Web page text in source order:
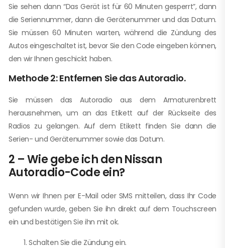
Sie sehen dann “Das Gerät ist für 60 Minuten gesperrt”, dann
die Seriennummer, dann die Gerätenummer und das Datum.
Sie müssen 60 Minuten warten, während die Zündung des
Autos eingeschaltet ist, bevor Sie den Code eingeben können,
den wir Ihnen geschickt haben.
Methode 2: Entfernen Sie das Autoradio.
Sie müssen das Autoradio aus dem Armaturenbrett
herausnehmen, um an das Etikett auf der Rückseite des
Radios zu gelangen. Auf dem Etikett finden Sie dann die
Serien- und Gerätenummer sowie das Datum.
2 – Wie gebe ich den Nissan
Autoradio-Code ein?
Wenn wir Ihnen per E-Mail oder SMS mitteilen, dass Ihr Code
gefunden wurde, geben Sie ihn direkt auf dem Touchscreen
ein und bestätigen Sie ihn mit ok.
Schalten Sie die Zündung ein.